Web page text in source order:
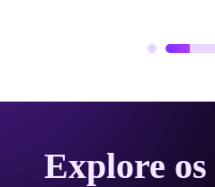
Explore os